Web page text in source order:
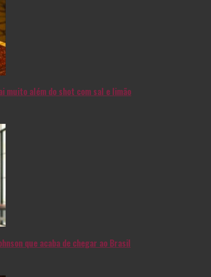
muito além do shot com sal e limão
que acaba de chegar ao Brasil